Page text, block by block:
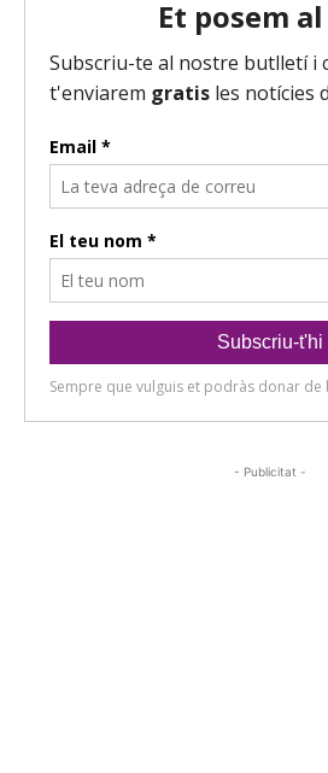
- Publicitat -